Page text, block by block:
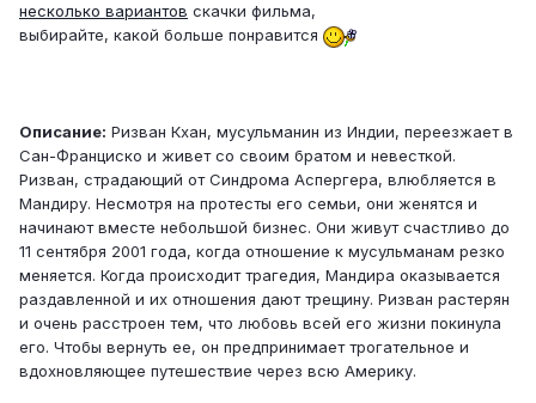
несколько вариантов скачки фильма,
выбирайте, какой больше понравится
Описание: Ризван Кхан, мусульманин из Индии, переезжает в
Сан-Франциско и живет со своим братом и невесткой.
Ризван, страдающий от Синдрома Аспергера, влюбляется в
Мандиру. Несмотря на протесты его семьи, они женятся и
начинают вместе небольшой бизнес. Они живут счастливо до
11 сентября 2001 года, когда отношение к мусульманам резко
меняется. Когда происходит трагедия, Мандира оказывается
раздавленной и их отношения дают трещину. Ризван растерян
и очень расстроен тем, что любовь всей его жизни покинула
его. Чтобы вернуть ее, он предпринимает трогательное и
вдохновляющее путешествие через всю Америку.